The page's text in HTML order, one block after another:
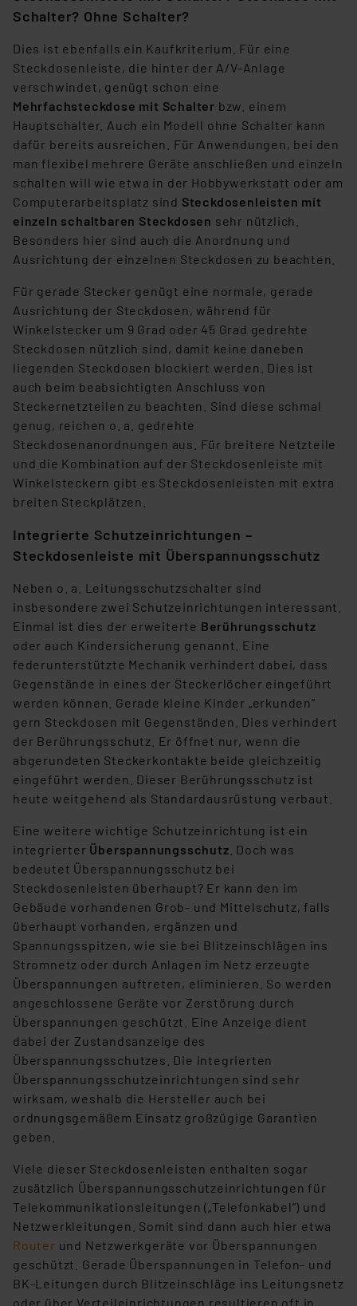
Schalter? Ohne Schalter?
Dies ist ebenfalls ein Kaufkriterium. Für eine
Steckdosenleiste, die hinter der A/V-Anlage
verschwindet, genügt schon eine
Mehrfachsteckdose mit Schalter bzw. einem
Hauptschalter. Auch ein Modell ohne Schalter kann
dafür bereits ausreichen. Für Anwendungen, bei den
man flexibel mehrere Geräte anschließen und einzeln
schalten will wie etwa in der Hobbywerkstatt oder am
Computerarbeitsplatz sind Steckdosenleisten mit
einzeln schaltbaren Steckdosen sehr nützlich.
Besonders hier sind auch die Anordnung und
Ausrichtung der einzelnen Steckdosen zu beachten.
Für gerade Stecker genügt eine normale, gerade
Ausrichtung der Steckdosen, während für
Winkelstecker um 9 Grad oder 45 Grad gedrehte
Steckdosen nützlich sind, damit keine daneben
liegenden Steckdosen blockiert werden. Dies ist
auch beim beabsichtigten Anschluss von
Steckernetzteilen zu beachten. Sind diese schmal
genug, reichen o. a. gedrehte
Steckdosenanordnungen aus. Für breitere Netzteile
und die Kombination auf der Steckdosenleiste mit
Winkelsteckern gibt es Steckdosenleisten mit extra
breiten Steckplätzen.
Integrierte Schutzeinrichtungen –
Steckdosenleiste mit Überspannungsschutz
Neben o. a. Leitungsschutzschalter sind
insbesondere zwei Schutzeinrichtungen interessant.
Einmal ist dies der erweiterte Berührungsschutz
oder auch Kindersicherung genannt. Eine
federunterstützte Mechanik verhindert dabei, dass
Gegenstände in eines der Steckerlöcher eingeführt
werden können. Gerade kleine Kinder „erkunden”
gern Steckdosen mit Gegenständen. Dies verhindert
der Berührungsschutz. Er öffnet nur, wenn die
abgerundeten Steckerkontakte beide gleichzeitig
eingeführt werden. Dieser Berührungsschutz ist
heute weitgehend als Standardausrüstung verbaut.
Eine weitere wichtige Schutzeinrichtung ist ein
integrierter Überspannungsschutz . Doch was
bedeutet Überspannungsschutz bei
Steckdosenleisten überhaupt? Er kann den im
Gebäude vorhandenen Grob- und Mittelschutz, falls
überhaupt vorhanden, ergänzen und
Spannungsspitzen, wie sie bei Blitzeinschlägen ins
Stromnetz oder durch Anlagen im Netz erzeugte
Überspannungen auftreten, eliminieren. So werden
angeschlossene Geräte vor Zerstörung durch
Überspannungen geschützt. Eine Anzeige dient
dabei der Zustandsanzeige des
Überspannungsschutzes. Die integrierten
Überspannungsschutzeinrichtungen sind sehr
wirksam, weshalb die Hersteller auch bei
ordnungsgemäßem Einsatz großzügige Garantien
geben.
Viele dieser Steckdosenleisten enthalten sogar
zusätzlich Überspannungsschutzeinrichtungen für
Telekommunikationsleitungen („Telefonkabel”) und
Netzwerkleitungen. Somit sind dann auch hier etwa
Router und Netzwerkgeräte vor Überspannungen
geschützt. Gerade Überspannungen in Telefon- und
BK-Leitungen durch Blitzeinschläge ins Leitungsnetz
oder über Verteileinrichtungen resultieren oft in